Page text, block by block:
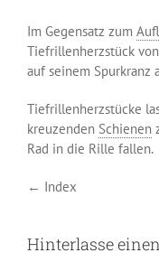
Im Gegensatz zum
Tiefrillenherzstück
auf seinem Spurkranz
Tiefrillenherzstücke
kreuzenden Schienen
Rad in die Rille fallen.
← Index
Hinterlasse